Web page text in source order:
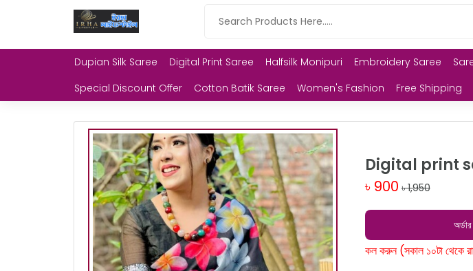
Dupian Silk Saree Digital Print Saree Halfsilk Monipuri Embroidery Saree
Special Discount Offer
Cotton Batik Saree Women's Fashion Free Shipping
Digital print
৳ 900 ৳ 1,950
কল করুন (সকাল ১০টা থেকে